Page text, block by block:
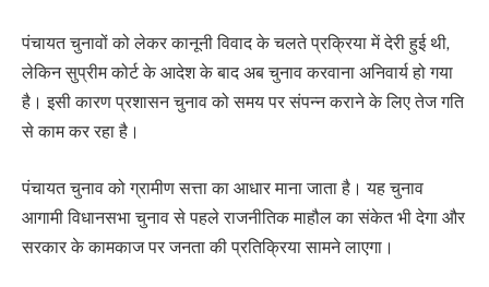
पंचायत चुनावों को लेकर कानूनी विवाद के चलते प्रक्रिया में देरी हुई थी,
लेकिन सुप्रीम कोर्ट के आदेश के बाद अब चुनाव करवाना अनिवार्य हो गया
है। इसी कारण प्रशासन चुनाव को समय पर संपन्न कराने के लिए तेज गति
से काम कर रहा है।
पंचायत चुनाव को ग्रामीण सत्ता का आधार माना जाता है। यह चुनाव
आगामी विधानसभा चुनाव से पहले राजनीतिक माहौल का संकेत भी देगा और
सरकार के कामकाज पर जनता की प्रतिक्रिया सामने लाएगा।